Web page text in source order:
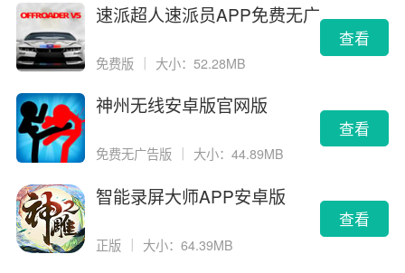
速派超人速派员APP免费无广
免费版 大小：52.28MB
查看
神州无线安卓版官网版
免费无广告版 大小：44.89MB
查看
智能录屏大师APP安卓版
正版 ｜ 大小：64.39MB
查看